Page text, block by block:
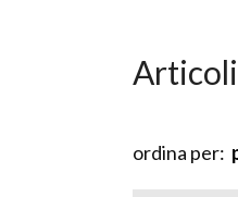
ordina per: